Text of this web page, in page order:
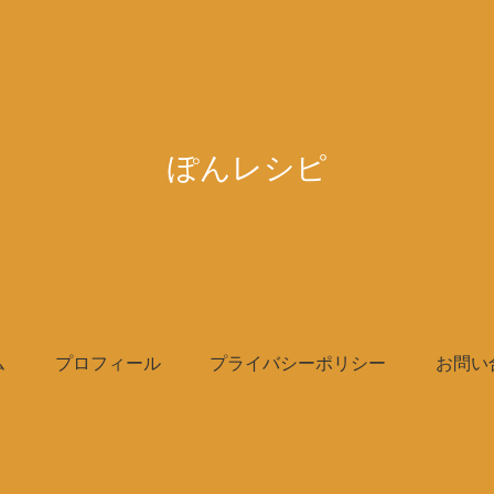
ぽんレシピ
プロフィール プライバシーポリシー お問い